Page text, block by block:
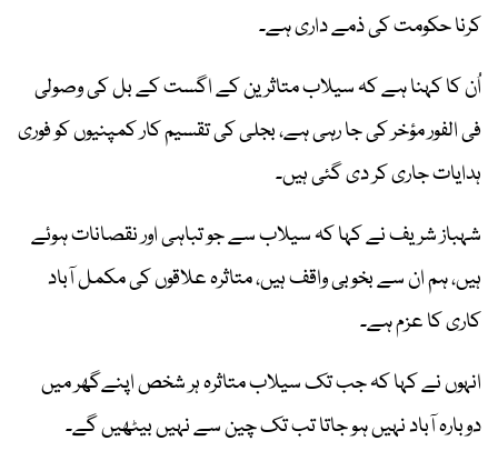
کرنا حکومت کی ذمے داری ہے۔
اُن کا کہنا ہے کہ سیلاب متاثرین کے اگست کے بل کی وصولی
فی الفور مؤخر کی جا رہی ہے، بجلی کی تقسیم کار کمپنیوں کو فوری
ہدایات جاری کر دی گئی ہیں۔
شہباز شریف نے کہا کہ سیلاب سے جو تباہی اور نقصانات ہوئے
ہیں، ہم ان سے بخوبی واقف ہیں، متاثرہ علاقوں کی مکمل آباد
کاری کا عزم ہے۔
انہوں نے کہا کہ جب تک سیلاب متاثرہ ہر شخص اپنےگھر میں
دوبارہ آباد نہیں ہو جاتا تب تک چین سے نہیں بیٹھیں گے۔